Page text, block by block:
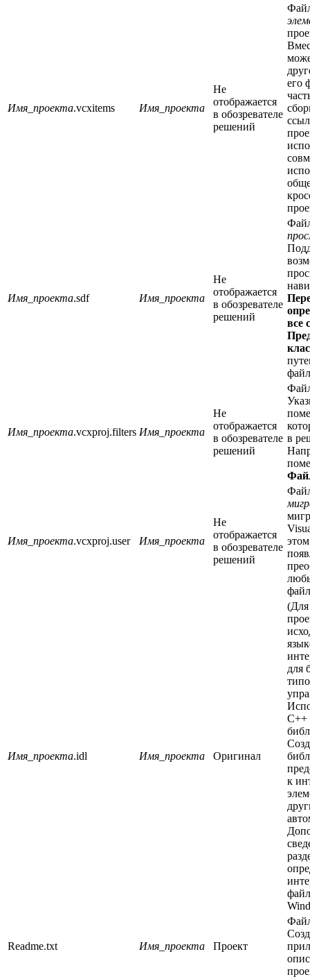
Имя_проекта.vcxitems Имя_проекта
Не
отображается
в обозревателе
решений
его
Имя_проекта.sdf Имя_проекта
Не
отображается
в обозревателе
решений
все
Имя_проекта.vcxproj.filters Имя_проекта
Не
отображается
в обозревателе
решений
в
Имя_проекта.vcxproj.user Имя_проекта
Не
отображается
в обозревателе
решений
Имя_проекта.idl Имя_проекта Оригинал
для
C++
к
Readme.txt Имя_проекта Проект